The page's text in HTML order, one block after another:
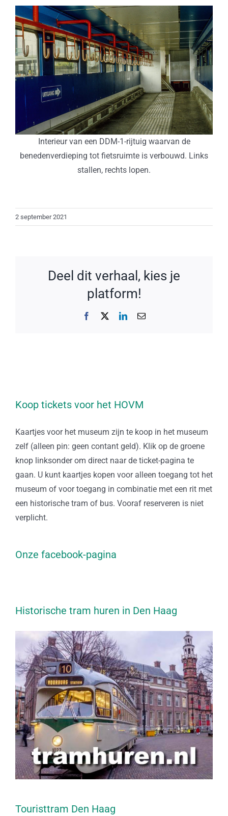
Interieur van een DDM-1-rijtuig waarvan de
benedenverdieping tot fietsruimte is verbouwd. Links
stallen, rechts lopen.
2 september 2021
Deel dit verhaal, kies je
platform!
Facebook LinkedIn
E-
Koop tickets voor het HOVM
Kaartjes voor het museum zijn te koop in het museum
zelf (alleen pin: geen contant geld). Klik op de groene
knop linksonder om direct naar de ticket-pagina te
gaan. U kunt kaartjes kopen voor alleen toegang tot het
museum of voor toegang in combinatie met een rit met
een historische tram of bus. Vooraf reserveren is niet
verplicht.
Onze facebook-pagina
Historische tram huren in Den Haag
Touristtram Den Haag